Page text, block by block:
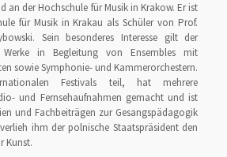
an der Hochschule für Musik in Krakow. Er ist
für Musik in Krakau als Schüler von Prof.
Sein besonderes Interesse gilt der
in Begleitung von Ensembles mit
sowie Symphonie- und Kammerorchestern.
Festivals teil, hat mehrere
und Fernsehaufnahmen gemacht und ist
und Fachbeiträgen zur Gesangspädagogik
ihm der polnische Staatspräsident den
Kunst.